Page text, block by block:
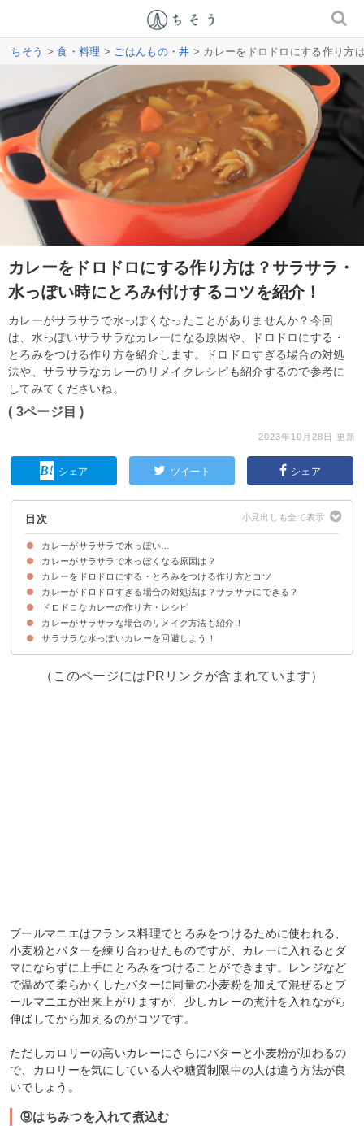
ちそう >食・料理 > ごはんもの・丼 > カレーをドロドロにする作り方
カレーをドロドロにする作り方は？サラサラ・
水っぽい時にとろみ付けするコツを紹介！
カレーがサラサラで水っぽくなったことがありませんか？今回
は、水っぽいサラサラなカレーになる原因や、ドロドロにする・
とろみをつける作り方を紹介します。ドロドロすぎる場合の対処
法や、サラサラなカレーのリメイクレシピも紹介するので参考に
してみてくださいね。
( 3ページ目 )
2023年10月28日 更新
シェア ツイート シェア
目次
カレーがサラサラで水っぽい…
カレーがサラサラで水っぽくなる原因は？
①ルーを入れた後によく加熱していない
②アミラーゼを含む食材・調味料を入れている
③火を消さずにルーを溶かしている
④カレー粉を使っている
⑤水分の多い具材を入れている
カレーをドロドロにする・とろみをつける作り方とコツ
①水溶き片栗粉を入れる
②水溶き小麦粉を入れる
③じゃがいものすりおろしを入れる
④加熱を十分にして水分を飛ばす
⑤チーズを入れる
⑥牛すじを入れる
⑦粘り気のある野菜や果物を入れる
⑧ブールマニエを入れる
⑨はちみつを入れて煮込む
⑩蓋をせずに煮込む
⑩75℃以上で20分以上煮込む
カレーがドロドロすぎる場合の対処法は？サラサラにできる？
カレーに野菜ジュースを入れて調整する
ドロドロなカレーの作り方・レシピ
材料
作り方・手順
カレーがサラサラな場合のリメイク方法も紹介！
①カレードリア
②カレーパスタ
③カレーうどん
サラサラな水っぽいカレーを回避しよう！
（このページにはPRリンクが含まれています）
ブールマニエはフランス料理でとろみをつけるために使われる、
小麦粉とバターを練り合わせたものですが、カレーに入れるとダ
マにならずに上手にとろみをつけることができます。レンジなど
で温めて柔らかくしたバターに同量の小麦粉を加えて混ぜるとブ
ールマニエが出来上がりますが、少しカレーの煮汁を入れながら
伸ばしてから加えるのがコツです。
ただしカロリーの高いカレーにさらにバターと小麦粉が加わるの
で、カロリーを気にしている人や糖質制限中の人は違う方法が良
いでしょう。
⑨はちみつを入れて煮込む